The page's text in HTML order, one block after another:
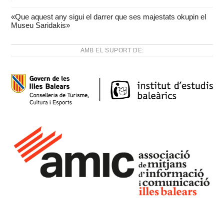
«Que aquest any sigui el darrer que ses majestats okupin el
Museu Saridakis»
AMB EL SUPORT DE: